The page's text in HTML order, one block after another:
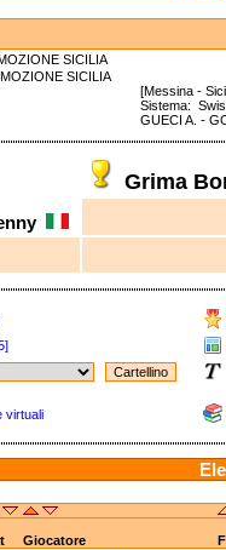
SICILIA
SICILIA
[Messina -
Sistema:
GUECI A. -
Grima
virtuali
Giocatore